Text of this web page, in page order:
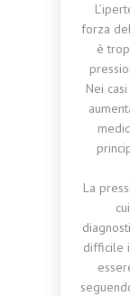
forza
è
Nei
La
difficile